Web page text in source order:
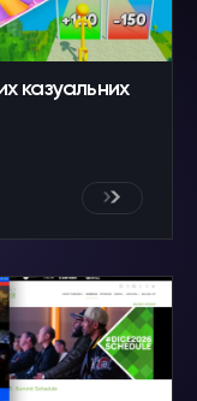
казуальних